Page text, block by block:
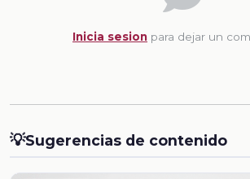
Inicia sesion para dejar un
💡Sugerencias de contenido